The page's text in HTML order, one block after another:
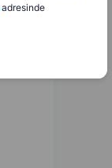
adresinde